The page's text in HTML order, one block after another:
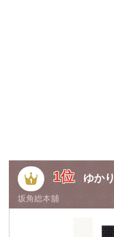
1位 ゆかり
坂角総本舖